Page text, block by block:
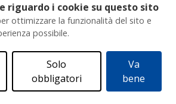
riguardo i cookie su questo sito
ottimizzare la funzionalità del sito e
possibile.
Va
bene
Solo
obbligatori